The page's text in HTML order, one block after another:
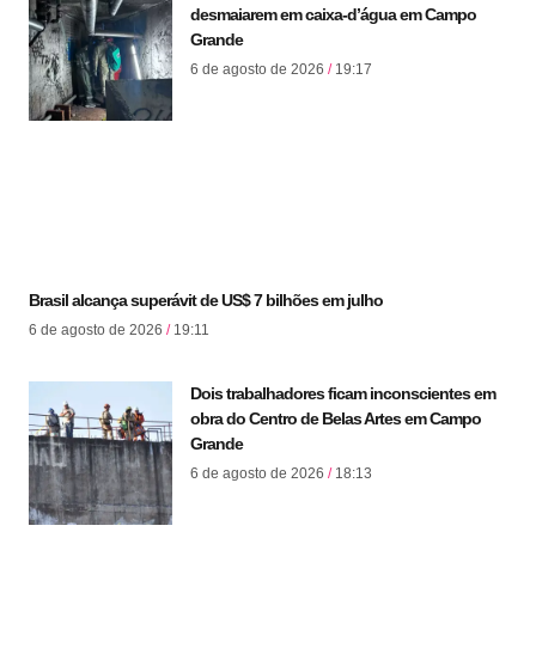
desmaiarem em caixa-d’água em Campo
Grande
6 de agosto de 2026 19:17
Brasil alcança superávit de US$ 7 bilhões em julho
6 de agosto de 2026 19:11
Dois trabalhadores ficam inconscientes em
obra do Centro de Belas Artes em Campo
Grande
6 de agosto de 2026 18:13